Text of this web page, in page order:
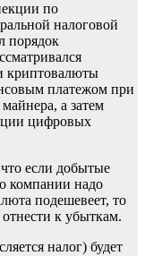
по
налоговой
порядок
криптовалюты
платежом при
а затем
цифровых
если добытые
компании надо
подешевеет, то
к убыткам.
налог) будет